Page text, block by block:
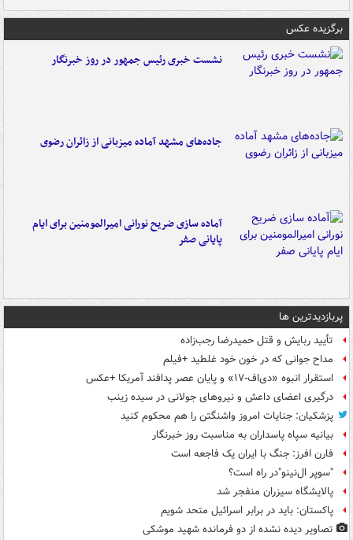
برگزیده عکس
نشست خبری رئیس جمهور در روز خبرنگار
جاده‌های مشهد آماده میزبانی از زائران رضوی
آماده سازی ضریح نورانی امیرالمومنین برای ایام
پایانی صفر
پربازدیدترین ها
تأیید ربایش و قتل حمیدرضا رجب‌زاده
مداح جوانی که در خون خود غلطید +فیلم
استقرار انبوه «دی‌اف‑۱۷» و پایان عصر پدافند آمریکا +عکس
درگیری اعضای داعش و نیروهای جولانی در سیده زینب
پزشکیان: جنایات امروز واشنگتن را هم محکوم کنید
بیانیه سپاه پاسداران به مناسبت روز خبرنگار
فارن افرز: جنگ با ایران یک فاجعه است
"سوپر ال‌نینو"در راه است؟
پالایشگاه سیزران منفجر شد
پاکستان: باید در برابر اسرائیل متحد شویم
تصاویر دیده‌ نشده از دو فرمانده شهید موشکی